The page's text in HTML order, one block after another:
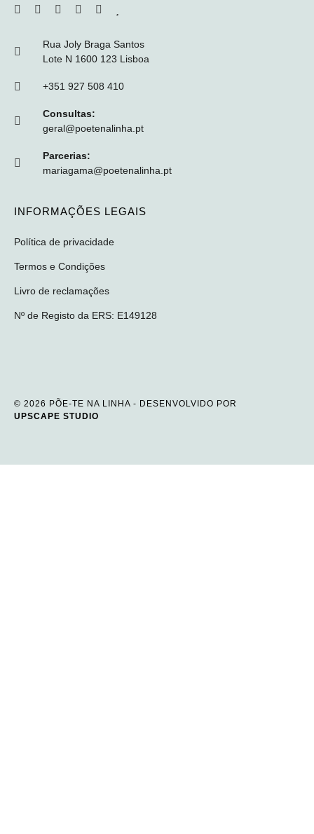
Rua Joly Braga Santos
Lote N 1600 123 Lisboa
+351 927 508 410
Consultas:
geral@poetenalinha.pt
Parcerias:
mariagama@poetenalinha.pt
INFORMAÇÕES LEGAIS
Política de privacidade
Termos e Condições
Livro de reclamações
Nº de Registo da ERS: E149128
© 2026 PÕE-TE NA LINHA - DESENVOLVIDO POR
UPSCAPE STUDIO